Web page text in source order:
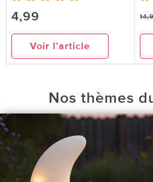
4,99
Voir l’article
Nos thèmes